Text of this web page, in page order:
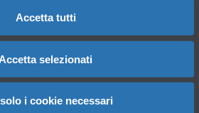
Accetta tutti
Accetta selezionati
i cookie necessari
aiuto?